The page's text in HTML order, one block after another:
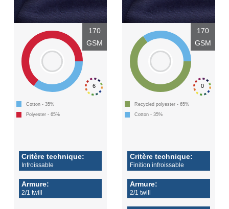
6
170
GSM
Cotton - 35%
Polyester - 65%
Critère technique:
Infroissable
Armure:
2/1 twill
0
170
GSM
Recycled polyester - 65%
Cotton - 35%
Critère technique:
Finition infroissable
Armure:
2/1 twill